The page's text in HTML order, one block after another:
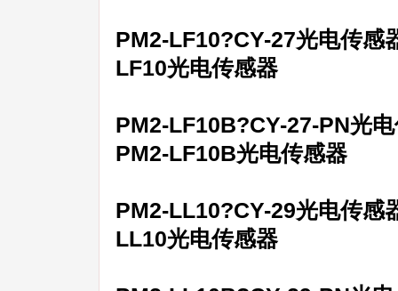
PM2-LF10?CY-27光电传感
LF10光电传感器
PM2-LF10B?CY-27-PN光
PM2-LF10B光电传感器
PM2-LL10?CY-29光电传感
LL10光电传感器